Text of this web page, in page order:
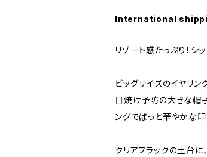
International
リゾート感たっぷり！シ
ビッグサイズのイヤリン
日焼け予防の大きな帽
ングでぱっと華やかな印
クリアブラックの土台に